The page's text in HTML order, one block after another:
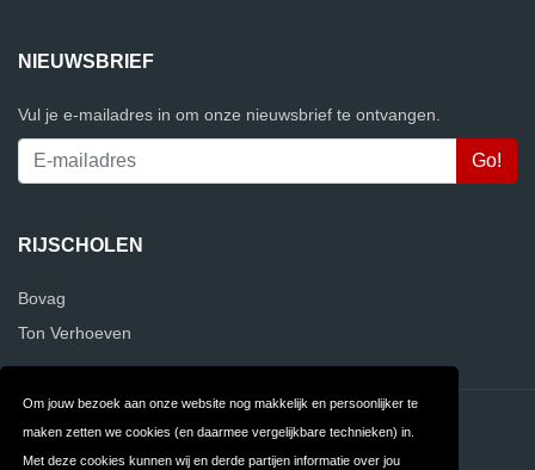
Om jouw bezoek aan onze website nog makkelijk en persoonlijker te
maken zetten we cookies (en daarmee vergelijkbare technieken) in.
Met deze cookies kunnen wij en derde partijen informatie over jou
NIEUWSBRIEF
Vul je e-mailadres in om onze nieuwsbrief te ontvangen.
RIJSCHOLEN
Bovag
Ton Verhoeven
Contact Privacy
Algemene FAQ